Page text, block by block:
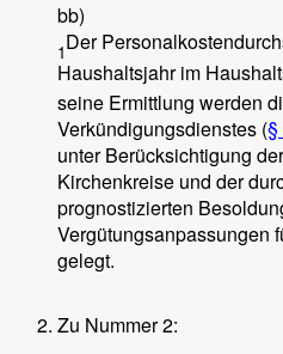
bb)
1Der
Haushaltsjahr im
seine Ermittlung werden
Verkündigungsdienstes (§
unter Berücksichtigung
Kirchenkreise und der
prognostizierten
Vergütungsanpassungen
gelegt.
Zu Nummer 2: